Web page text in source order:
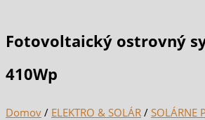
Fotovoltaický ostrovný
410Wp
Domov / ELEKTRO & SOLÁR / SOLÁRNE